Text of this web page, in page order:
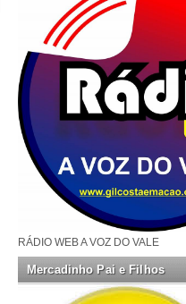
RÁDIO WEB A VOZ DO VALE
Mercadinho Pai e Filhos